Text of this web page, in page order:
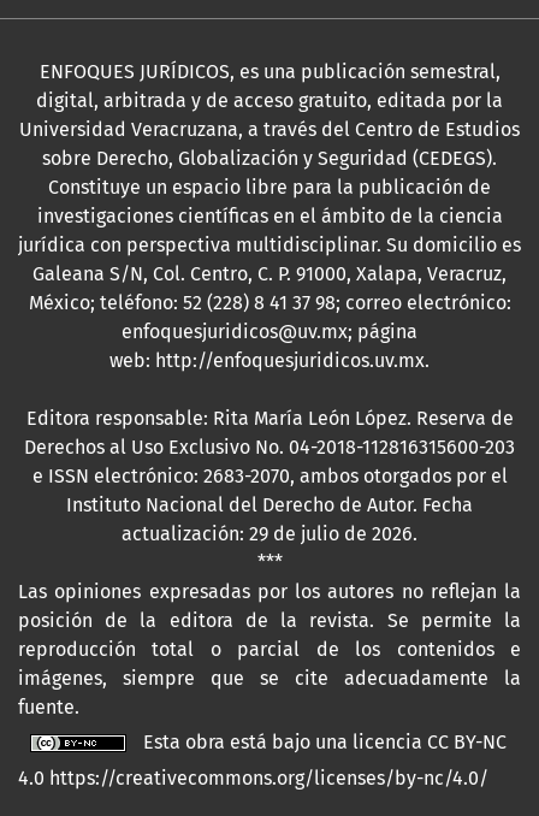
ENFOQUES JURÍDICOS, es una publicación semestral,
digital, arbitrada y de acceso gratuito, editada por la
Universidad Veracruzana, a través del Centro de Estudios
sobre Derecho, Globalización y Seguridad (CEDEGS).
Constituye un espacio libre para la publicación de
investigaciones científicas en el ámbito de la ciencia
jurídica con perspectiva multidisciplinar. Su domicilio es
Galeana S/N, Col. Centro, C. P. 91000, Xalapa, Veracruz,
México; teléfono: 52 (228) 8 41 37 98; correo electrónico:
enfoquesjuridicos@uv.mx; página
web: http://enfoquesjuridicos.uv.mx.
Editora responsable: Rita María León López. Reserva de
Derechos al Uso Exclusivo No. 04-2018-112816315600-203
e ISSN electrónico: 2683-2070, ambos otorgados por el
Instituto Nacional del Derecho de Autor. Fecha
actualización: 29 de julio de 2026.
***
Las opiniones expresadas por los autores no reflejan la
posición de la editora de la revista. Se permite la
reproducción total o parcial de los contenidos e
imágenes, siempre que se cite adecuadamente la
fuente.
Esta obra está bajo una licencia CC BY-NC
4.0 https://creativecommons.org/licenses/by-nc/4.0/